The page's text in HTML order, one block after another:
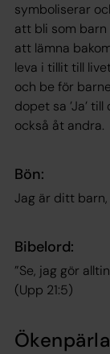
symboliserar
att bli som
att lämna
leva i tillit till
och be för
dopet sa ’Ja’
också åt andra.
Bön:
Jag är ditt barn,
Bibelord:
”Se, jag gör
(Upp 21:5)